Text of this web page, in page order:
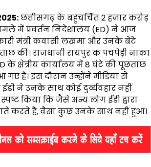
छत्तीसगढ़ के बहुचर्चित 2 हजार करोड़
में प्रवर्तन निदेशालय (ED) ने आज
मंत्री कवासी लखमा और उनके बेटे
की। राजधानी रायपुर क पचपेड़ी नाका
के क्षेत्रीय कार्यालय में 8 घंटे की पूछताछ
गए हैं। इस दौरान उन्होंने मीडिया से
ने उनके साथ कोई दुर्व्यवहार नहीं
किया कि जैसे अन्य लोग ईडी द्वारा
करते हैं, वैसा कुछ उनके साथ नहीं हुआ।